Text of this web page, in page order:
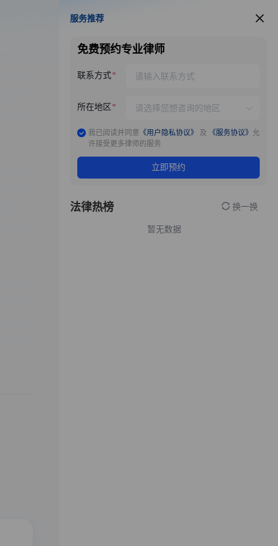
服务推荐
服务推荐
免费预约专业律师
联系方式
所在地区
我已阅读并同意 《用户隐私协议》 及 《服务协议》 允
许接受更多律师的服务
立即预约
法律热榜 换一换
暂无数据